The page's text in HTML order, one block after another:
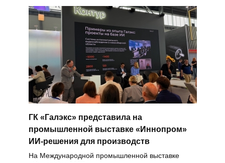
ГК «Галэкс» представила на
промышленной выставке «Иннопром»
ИИ-решения для производств
На Международной промышленной выставке